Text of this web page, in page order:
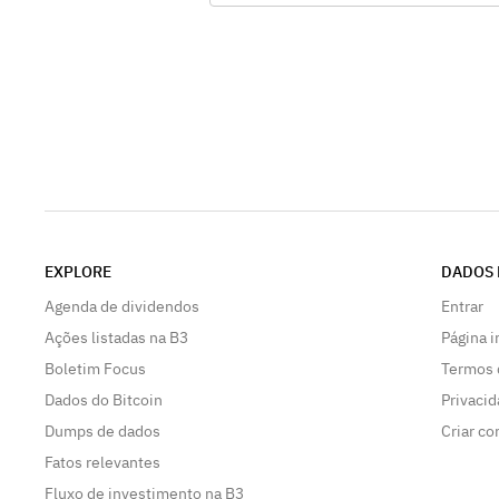
Administração para um novo mandato
até a Assembleia Geral Ordinária a se
realizar em 2023, 6- Instalação do
Conselho Fiscal; eleição dos seus
membros e respectivos suplentes e
de sua remuneração, nos termos do
EXPLORE
Agenda de dividendos
Ações listadas na B3
Boletim Focus
Dados do Bitcoin
Dumps de dados
Fatos relevantes
Fluxo de investimento na B3
DADOS
Entrar
Página
Termos
Criar